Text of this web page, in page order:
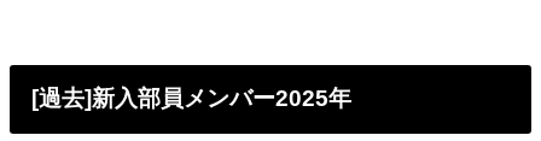
[過去]新入部員メンバー2025年